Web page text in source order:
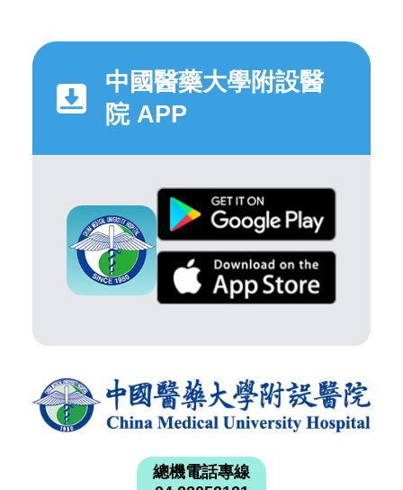
中國醫藥大學附設醫
院 APP
總機電話專線